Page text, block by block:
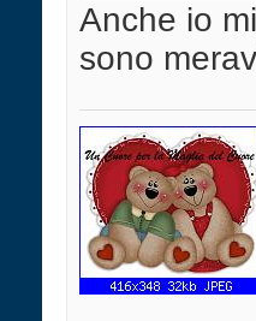
Anche io
sono